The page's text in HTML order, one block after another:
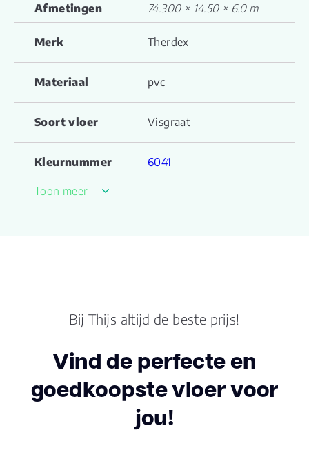
Afmetingen 74.300 × 14.50 × 6.0 m
Merk Therdex
Materiaal pvc
Soort vloer Visgraat
Kleurnummer 6041
Lengte plank (cm) 74.300
Breedte plank
14.50
1.0800
Toon meer
Bij Thijs altijd de beste prijs!
Vind de perfecte en
goedkoopste vloer voor
jou!